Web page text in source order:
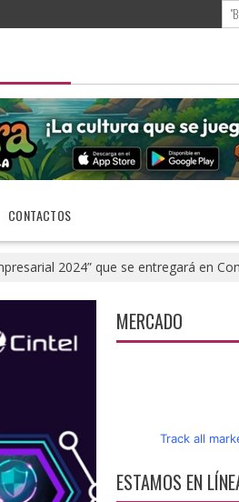
CONTACTOS
2024” que se entregará en
MERCADO
Track all
ESTAMOS EN